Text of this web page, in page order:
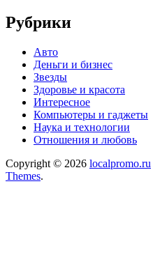
Рубрики
Авто
Деньги и бизнес
Звезды
Здоровье и красота
Интересное
Компьютеры и гаджеты
Наука и технологии
Отношения и любовь
Copyright © 2026 localpromo.ru
Themes.